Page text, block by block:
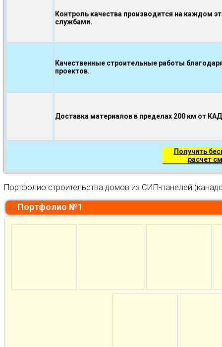
Контроль качества производится на каждом
службами.
Качественные строительные работы
проектов.
Доставка материалов в пределах 200 км от
Получить
расчет
Портфолио строительства домов из СИП-панелей
Портфолио №1